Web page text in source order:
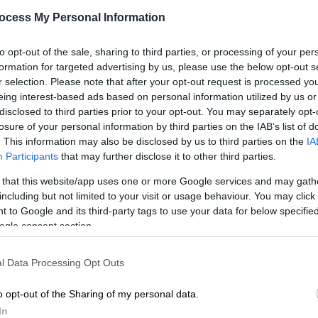
My Personal Information
opt-out of the sale, sharing to third parties, or processing of your
for targeted advertising by us, please use the below opt-out
selection. Please note that after your opt-out request is processed
interest-based ads based on personal information utilized by us
to third parties prior to your opt-out. You may separately
of your personal information by third parties on the IAB’s list of
This information may also be disclosed by us to third parties on the
Participants that may further disclose it to other third parties.
that this website/app uses one or more Google services and may
but not limited to your visit or usage behaviour. You may
to Google and its third-party tags to use your data for below
consent section.
Data Processing Opt Outs
opt-out of the Sharing of my personal data.
τους 43 ο υδράργυρος - Ποιες
Μέχρι και 44αρια θα χτυπήσει ο
Σάββατο τα χειρότερα
την Παρασκευή ενισχυμένοι
(27-07-25), ενώ και βαθμιαία
αναμένεται τη Δευτέρα (28-7-2025)